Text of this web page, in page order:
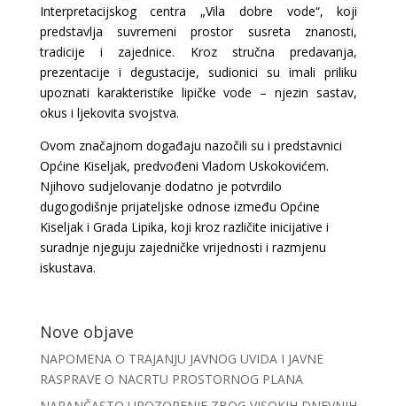
Interpretacijskog centra „Vila dobre vode“, koji
predstavlja suvremeni prostor susreta znanosti,
tradicije i zajednice. Kroz stručna predavanja,
prezentacije i degustacije, sudionici su imali priliku
upoznati karakteristike lipičke vode – njezin sastav,
okus i ljekovita svojstva.
Ovom značajnom događaju nazočili su i predstavnici
Općine Kiseljak, predvođeni Vladom Uskokovićem.
Njihovo sudjelovanje dodatno je potvrdilo
dugogodišnje prijateljske odnose između Općine
Kiseljak i Grada Lipika, koji kroz različite inicijative i
suradnje njeguju zajedničke vrijednosti i razmjenu
iskustava.
Nove objave
NAPOMENA O TRAJANJU JAVNOG UVIDA I JAVNE
RASPRAVE O NACRTU PROSTORNOG PLANA